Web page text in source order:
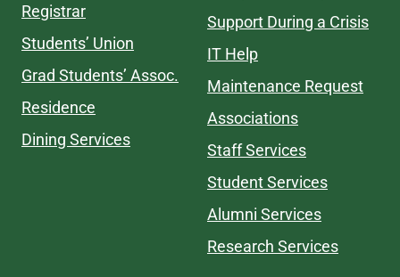
Registrar
Students’ Union
Grad Students’ Assoc.
Residence
Dining Services
Support During a Crisis
IT Help
Maintenance Request
Associations
Staff Services
Student Services
Alumni Services
Research Services